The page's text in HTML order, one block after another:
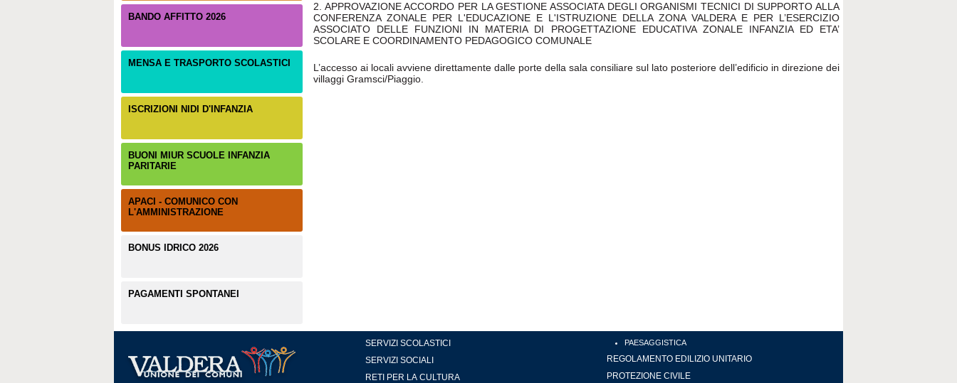
2. APPROVAZIONE ACCORDO PER LA GESTIONE ASSOCIATA DEGLI ORGANISMI TECNICI DI SUPPORTO ALLA
CONFERENZA ZONALE PER L'EDUCAZIONE E L'ISTRUZIONE DELLA ZONA VALDERA E PER L’ESERCIZIO
ASSOCIATO DELLE FUNZIONI IN MATERIA DI PROGETTAZIONE EDUCATIVA ZONALE INFANZIA ED ETA’
SCOLARE E COORDINAMENTO PEDAGOGICO COMUNALE
L’accesso ai locali avviene direttamente dalle porte della sala consiliare sul lato posteriore dell’edificio in direzione dei
villaggi Gramsci/Piaggio.
BANDO AFFITTO 2026
MENSA E TRASPORTO SCOLASTICI
ISCRIZIONI NIDI D'INFANZIA
BUONI MIUR SCUOLE INFANZIA
PARITARIE
APACI - COMUNICO CON
L'AMMINISTRAZIONE
BONUS IDRICO 2026
PAGAMENTI SPONTANEI
SERVIZI SCOLASTICI
SERVIZI SOCIALI
RETI PER LA CULTURA
PAESAGGISTICA
REGOLAMENTO EDILIZIO UNITARIO
PROTEZIONE CIVILE